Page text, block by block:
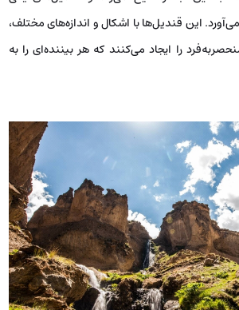
این قندیل‌ها با اشکال و اندازه‌های مختلف،
را ایجاد می‌کنند که هر بیننده‌ای را به